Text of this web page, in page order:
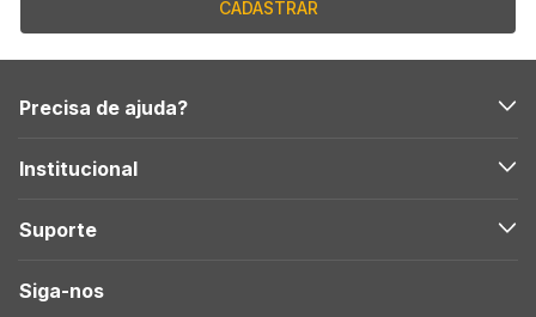
Precisa de ajuda?
Institucional
Suporte
Siga-nos